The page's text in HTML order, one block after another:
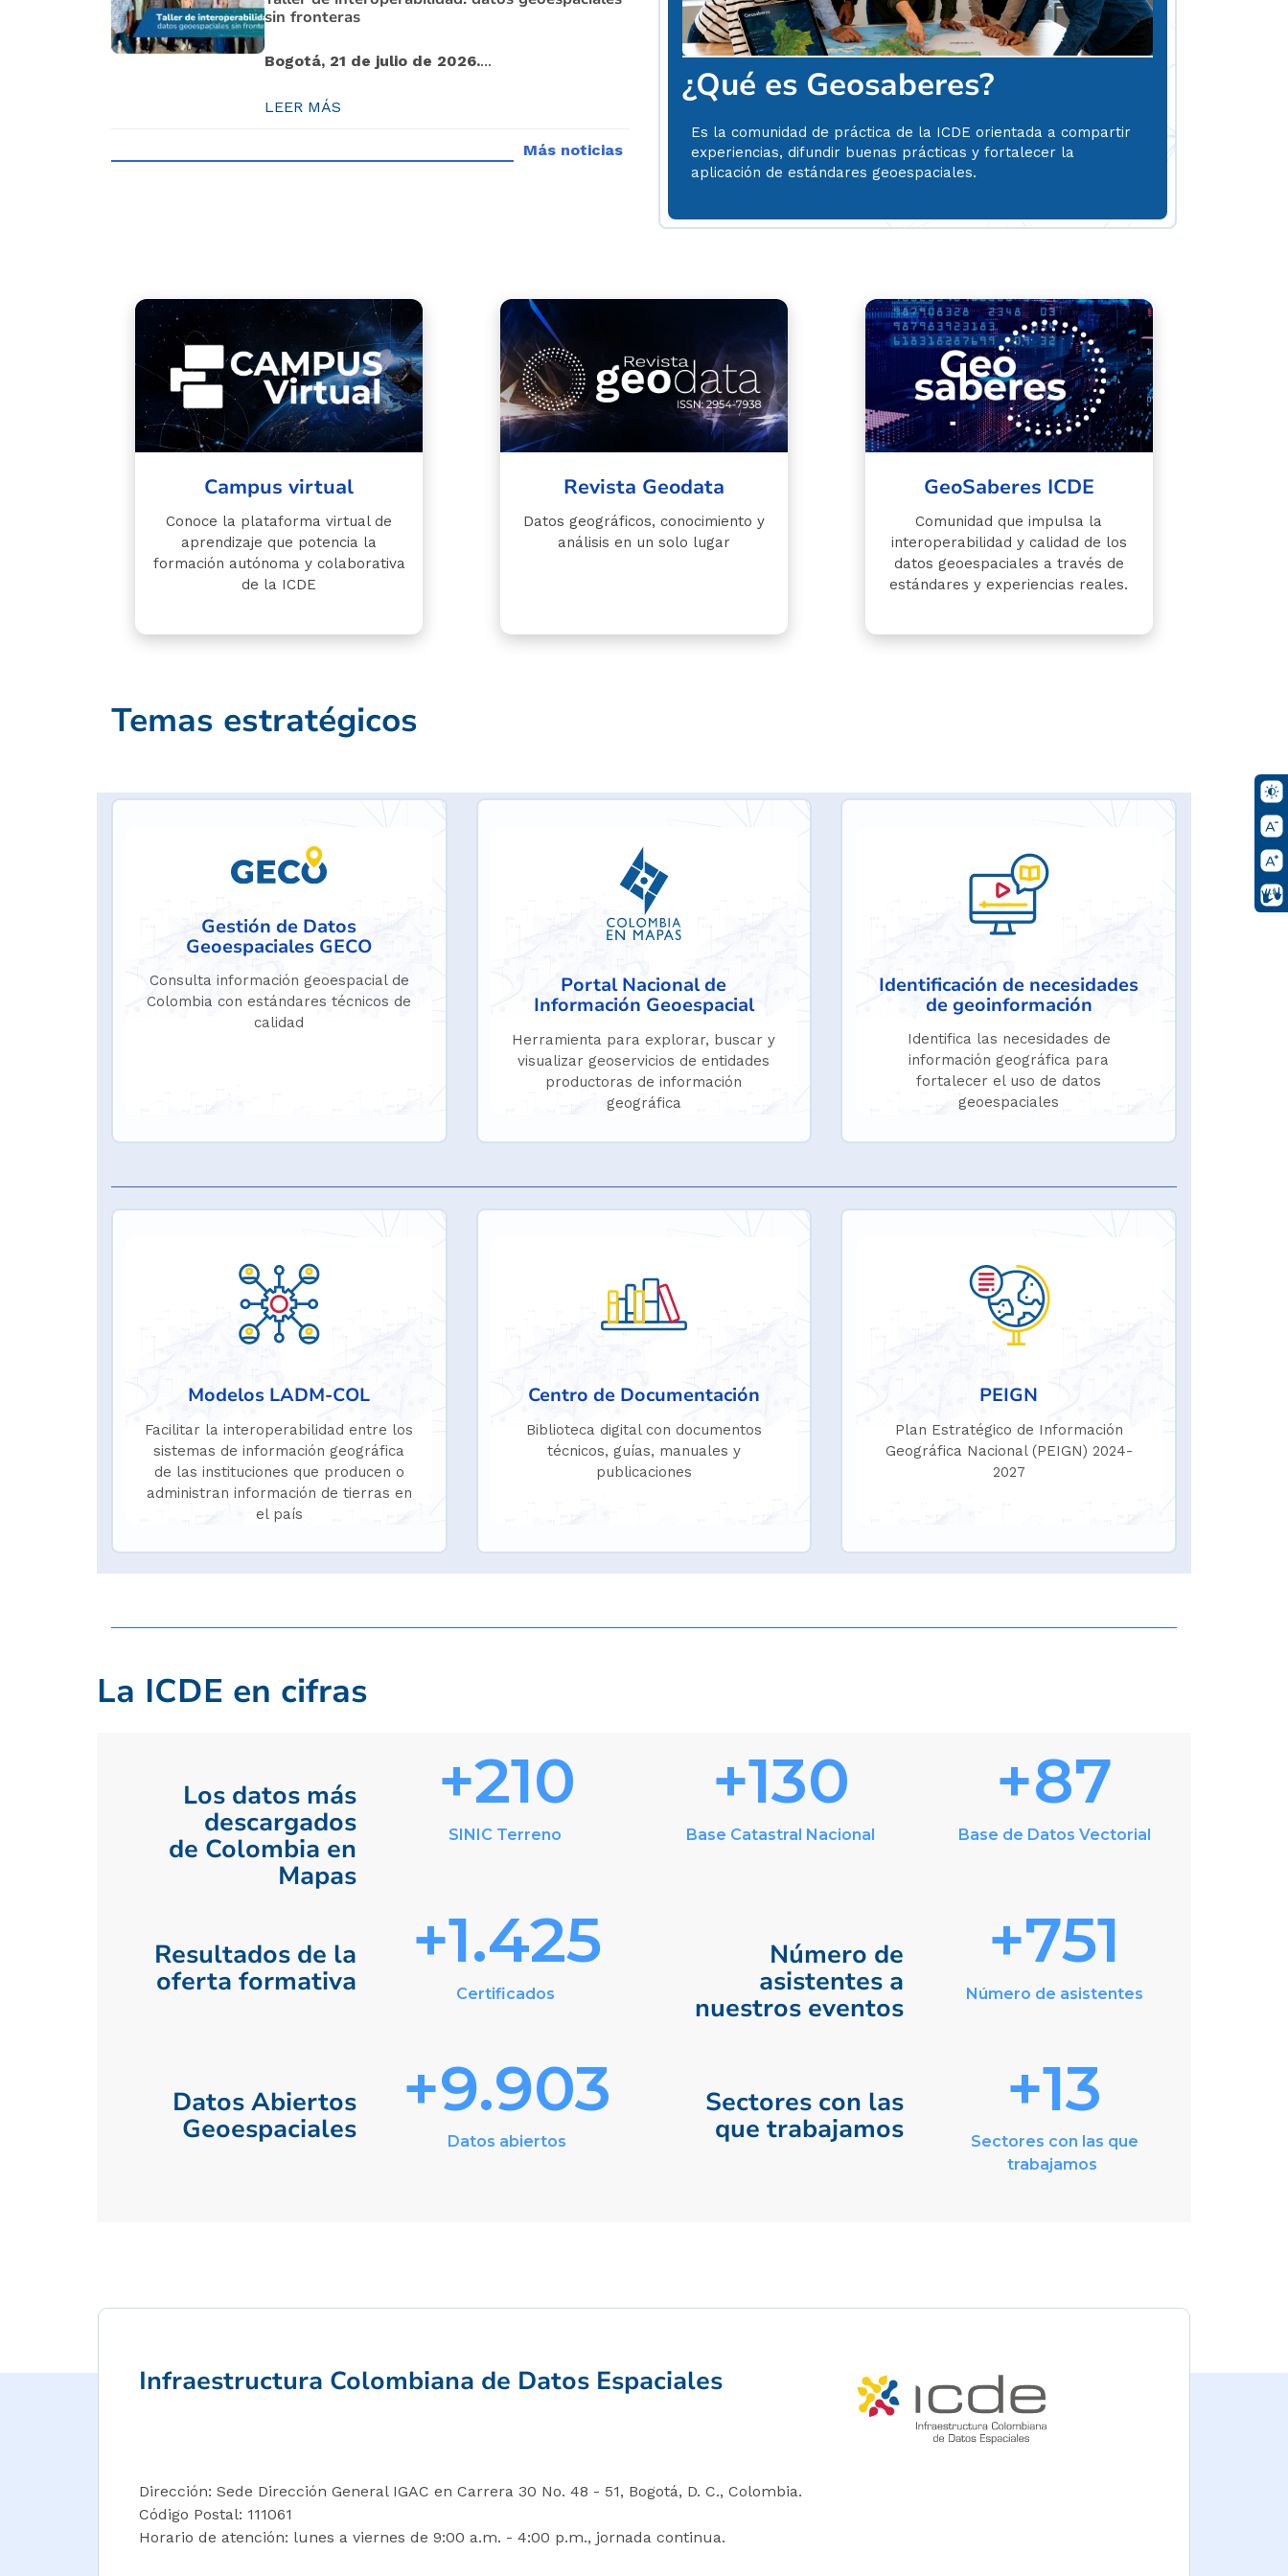
sin fronteras
Bogotá, 21 de julio de 2026....
LEER MÁS
Más noticias
¿Qué es Geosaberes?
Es la comunidad de práctica de la ICDE orientada a compartir
experiencias, difundir buenas prácticas y fortalecer la
aplicación de estándares geoespaciales.
Campus virtual
Conoce la plataforma virtual de
aprendizaje que potencia la
formación autónoma y colaborativa
de la ICDE
Revista Geodata
Datos geográficos, conocimiento y
análisis en un solo lugar
GeoSaberes ICDE
Comunidad que impulsa la
interoperabilidad y calidad de los
datos geoespaciales a través de
estándares y experiencias reales.
Temas estratégicos
Gestión de Datos
Geoespaciales GECO
Consulta información geoespacial de
Colombia con estándares técnicos de
calidad
Portal Nacional de
Información Geoespacial
Herramienta para explorar, buscar y
visualizar geoservicios de entidades
productoras de información
geográfica
Identificación de necesidades
de geoinformación
Identifica las necesidades de
información geográfica para
fortalecer el uso de datos
geoespaciales
Modelos LADM-COL
Facilitar la interoperabilidad entre los
sistemas de información geográfica
de las instituciones que producen o
administran información de tierras en
el país
Centro de Documentación
Biblioteca digital con documentos
técnicos, guías, manuales y
publicaciones
PEIGN
Plan Estratégico de Información
Geográfica Nacional (PEIGN) 2024-
2027
La ICDE en cifras
Los datos más
descargados
de Colombia en
Mapas
+208
SINIC Terreno
+131
Base Catastral Nacional
+88
Base de Datos Vectorial
Resultados de la
oferta formativa
+1.441
Certificados
Número de
asistentes a
nuestros eventos
+750
Número de asistentes
Datos Abiertos
Geoespaciales
+9.900
Datos abiertos
Sectores con las
que trabajamos
+13
Sectores con las que
trabajamos
Infraestructura Colombiana de Datos Espaciales
Dirección: Sede Dirección General IGAC en Carrera 30 No. 48 - 51, Bogotá, D. C., Colombia.
Código Postal: 111061
Horario de atención: lunes a viernes de 9:00 a.m. - 4:00 p.m., jornada continua.